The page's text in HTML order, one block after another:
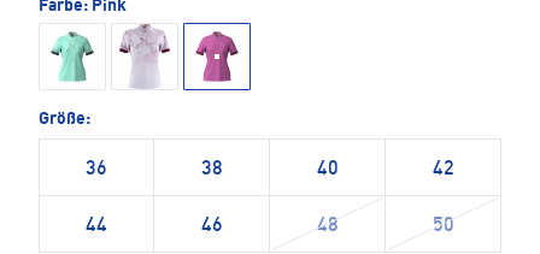
Farbe: Pink
Größe:
36 38 40 42
44 46 48 50